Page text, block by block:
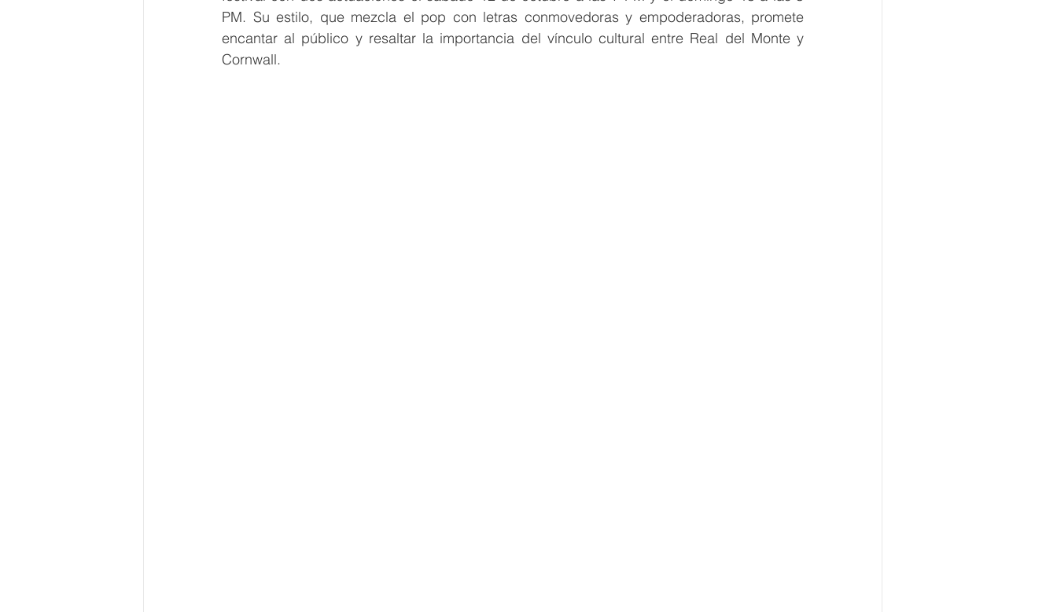
PM. Su estilo, que mezcla el pop con letras conmovedoras y empoderadoras, promete
encantar al público y resaltar la importancia del vínculo cultural entre Real del Monte y
Cornwall.